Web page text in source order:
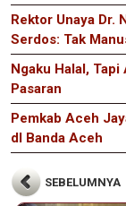
Rektor Unaya Dr.
Serdos: Tak
Ngaku Halal,
Pasaran
Pemkab Aceh
dI Banda Aceh
SEBELUMNYA